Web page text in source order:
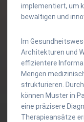
implementiert, um
bewältigen und
Im
Architekturen und
effizientere
Mengen
strukturieren.
können Muster in
eine präzisere
Therapieansätze